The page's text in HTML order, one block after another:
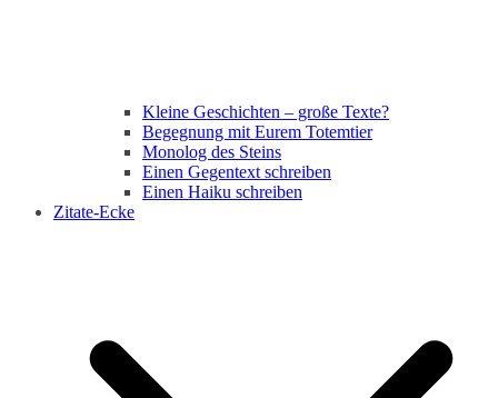
Kleine Geschichten – große Texte?
Begegnung mit Eurem Totemtier
Monolog des Steins
Einen Gegentext schreiben
Einen Haiku schreiben
Zitate-Ecke